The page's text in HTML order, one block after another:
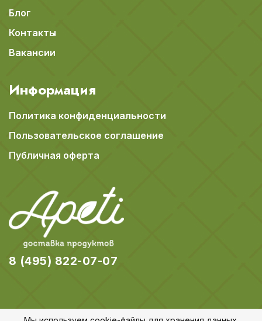
Блог
Контакты
Вакансии
Информация
Политика конфиденциальности
Пользовательское соглашение
Публичная оферта
8 (495) 822-07-07